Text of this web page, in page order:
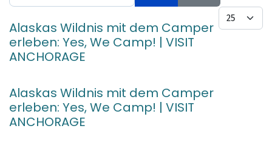
Display #
Alaskas Wildnis mit dem Camper
erleben: Yes, We Camp! | VISIT
ANCHORAGE
Alaskas Wildnis mit dem Camper
erleben: Yes, We Camp! | VISIT
ANCHORAGE